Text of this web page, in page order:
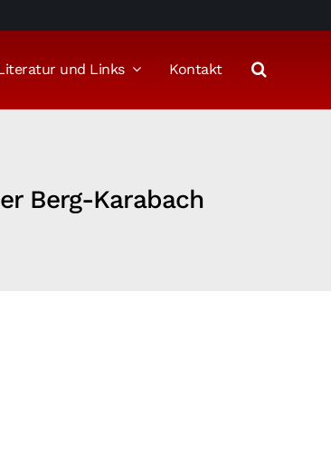
und Links Kontakt
Berg-Karabach